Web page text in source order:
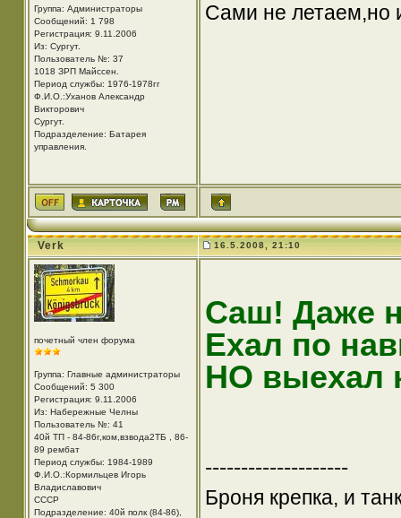
Группа: Администраторы
Сообщений: 1 798
Регистрация: 9.11.2006
Из: Cургут.
Пользователь №: 37
1018 ЗРП Майссен.
Период службы: 1976-1978гг
Ф.И.О.:Уханов Александр
Викторович
Cургут.
Подразделение: Батарея
управления.
Сами не летаем,но
Verk 16.5.2008, 21:10
почетный член форума
Группа: Главные администраторы
Сообщений: 5 300
Регистрация: 9.11.2006
Из: Набережные Челны
Пользователь №: 41
40й ТП - 84-86г,ком,взвода2ТБ , 86-
89 рембат
Период службы: 1984-1989
Ф.И.О.:Кормильцев Игорь
Владиславович
СССР
Подразделение: 40й полк (84-86),
Саш! Даже
Ехал по
НО выехал
--------------------
Броня крепка, и